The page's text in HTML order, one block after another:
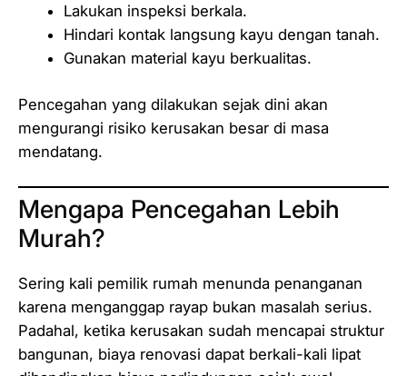
Lakukan inspeksi berkala.
Hindari kontak langsung kayu dengan tanah.
Gunakan material kayu berkualitas.
Pencegahan yang dilakukan sejak dini akan
mengurangi risiko kerusakan besar di masa
mendatang.
Mengapa Pencegahan Lebih
Murah?
Sering kali pemilik rumah menunda penanganan
karena menganggap rayap bukan masalah serius.
Padahal, ketika kerusakan sudah mencapai struktur
bangunan, biaya renovasi dapat berkali-kali lipat